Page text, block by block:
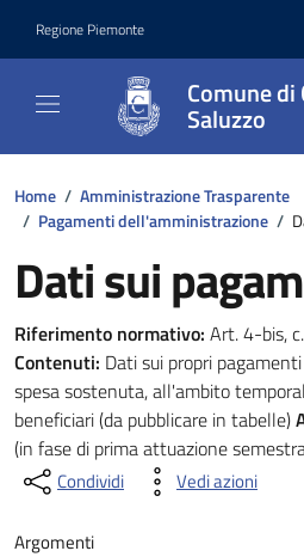
Regione Piemonte
Comune
Saluzzo
Home / Amministrazione Trasparente
/ Pagamenti dell'amministrazione /
Dati sui
Riferimento normativo: Art. 4-bis,
Contenuti: Dati sui propri
spesa sostenuta, all'ambito
beneficiari (da pubblicare in tabelle)
(in fase di prima attuazione
Condividi Vedi azioni
Argomenti